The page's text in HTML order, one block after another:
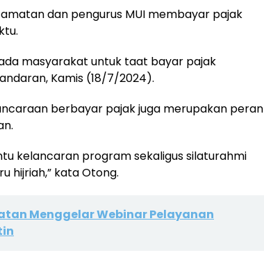
dan pengurus MUI membayar pajak
masyarakat untuk taat bayar pajak
Kamis (18/7/2024).
berbayar pajak juga merupakan peran
kelancaran program sekaligus silaturahmi
hijriah,” kata Otong.
Menggelar Webinar Pelayanan